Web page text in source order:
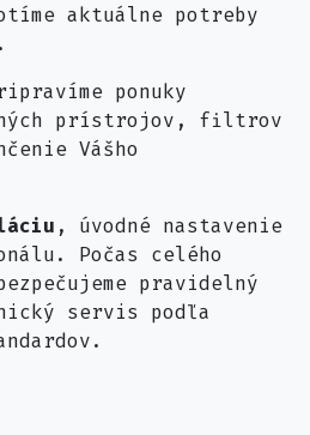
aktuálne potreby
ponuky
prístrojov, filtrov
Vášho
, úvodné nastavenie
Počas celého
pravidelný
servis podľa